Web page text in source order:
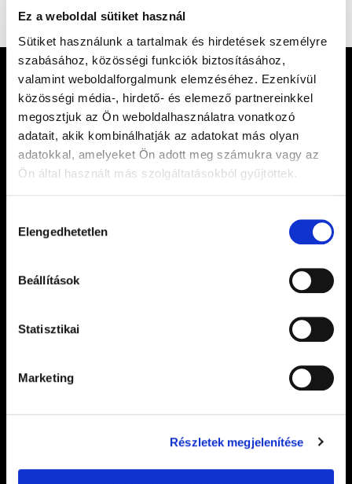
Ez a weboldal sütiket használ
Sütiket használunk a tartalmak és hirdetések személyre
szabásához, közösségi funkciók biztosításához,
valamint weboldalforgalmunk elemzéséhez. Ezenkívül
közösségi média-, hirdető- és elemező partnereinkkel
megosztjuk az Ön weboldalhasználatra vonatkozó
adatait, akik kombinálhatják az adatokat más olyan
adatokkal, amelyeket Ön adott meg számukra vagy az
Ön által használt más szolgáltatásokból gyűjtöttek.
kiválasztása
Elengedhetetlen
Beállítások
Statisztikai
Marketing
Részletek megjelenítése
Join the Hungaroring Fan Club. We will keep
GP and our events, the latest news and